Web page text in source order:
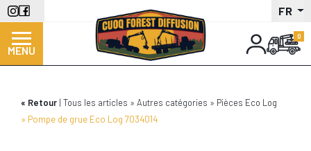
Aller
au
contenu
principal
FR
MENU
Retour Tous les articles Autres catégories
Pièces Eco Log
Pompe de grue Eco Log 7034014